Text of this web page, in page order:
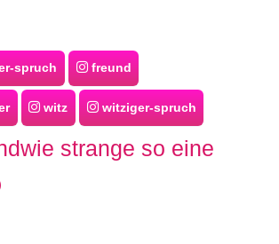
spruch freund
witz witziger-spruch
strange so eine